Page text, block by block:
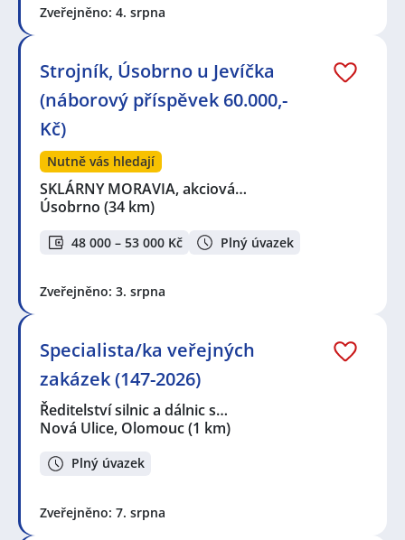
Zveřejněno: 4. srpna
Strojník, Úsobrno u Jevíčka
(náborový příspěvek 60.000,-
Kč)
Nutně vás hledají
SKLÁRNY MORAVIA, akciová…
Úsobrno (34 km)
48 000 – 53 000 Kč Plný úvazek
Zveřejněno: 3. srpna
Specialista/ka veřejných
zakázek (147-2026)
Ředitelství silnic a dálnic s…
Nová Ulice, Olomouc(1 km)
Plný úvazek
Zveřejněno: 7. srpna